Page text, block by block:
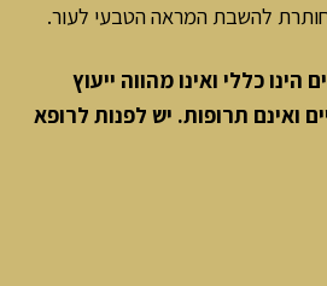
להשבת המראה הטבעי לעור.
כללי ואינו מהווה ייעוץ
ואינם תרופות. יש לפנות לרופא